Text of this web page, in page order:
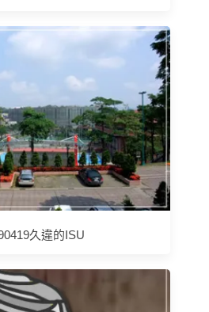
久違的ISU